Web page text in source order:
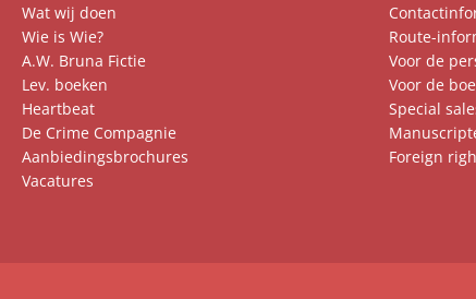
Wat wij doen
Wie is Wie?
A.W. Bruna Fictie
Lev. boeken
Heartbeat
De Crime Compagnie
Aanbiedingsbrochures
Vacatures
Route-
Voor de
Voor de
Special
Foreign